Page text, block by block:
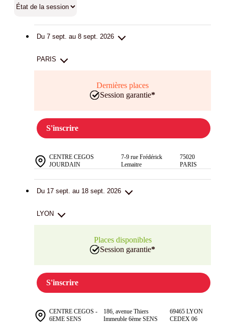
Du 7 sept. au 8 sept. 2026
PARIS
Dernières places
Session garantie*
S'inscrire
CENTRE CEGOS
JOURDAIN
7-9 rue Frédérick
Lemaitre
75020
PARIS
Du 17 sept. au 18 sept. 2026
LYON
Places disponibles
Session garantie*
S'inscrire
CENTRE CEGOS -
6EME SENS
186, avenue Thiers
Immeuble 6ème SENS
69465 LYON
CEDEX 06